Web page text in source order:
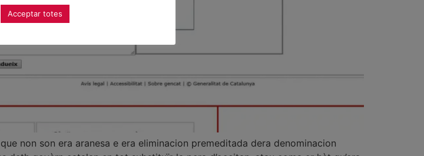
non son era aranesa e era eliminacion premeditada dera denominacion
Acceptar totes